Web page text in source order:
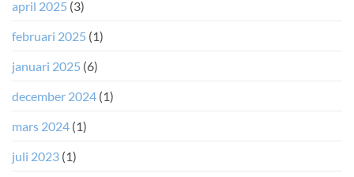
april 2025 (3)
februari 2025 (1)
januari 2025 (6)
december 2024 (1)
mars 2024 (1)
juli 2023 (1)